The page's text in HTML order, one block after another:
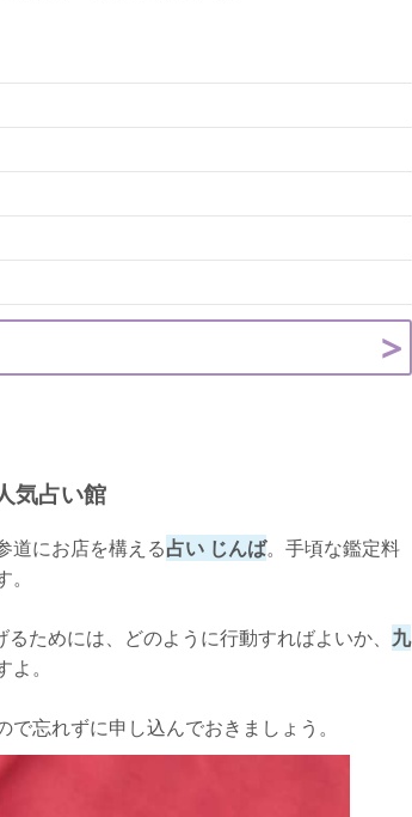
気占い館
道にお店を構える占い じんば。手頃な鑑定料
ためには、どのように行動すればよいか、 九
。
で忘れずに申し込んでおきましょう。